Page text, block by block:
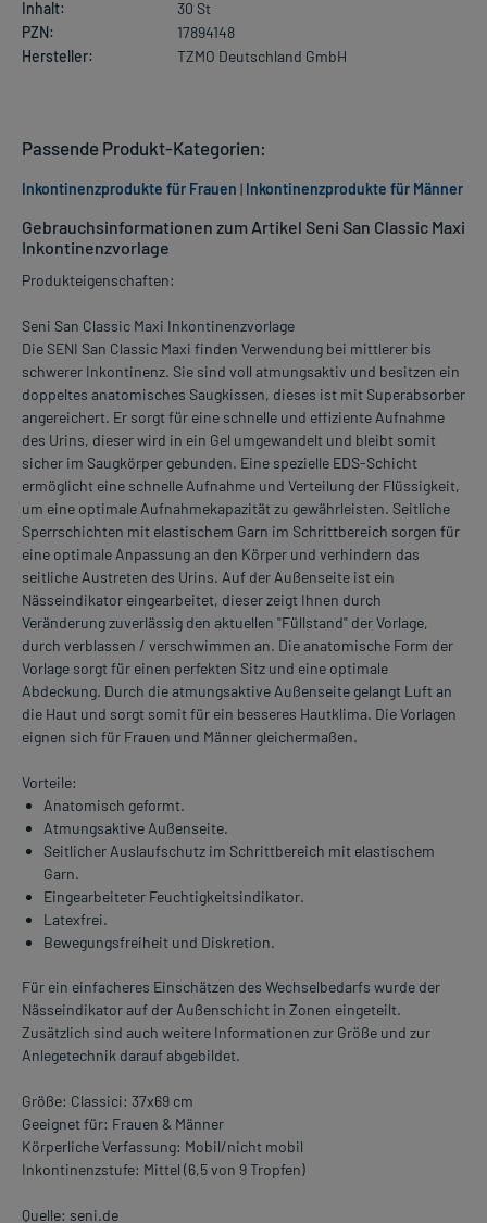
Inhalt:
30 St
PZN:
17894148
Hersteller:
TZMO Deutschland GmbH
Gebrauchsinformationen zum Artikel Seni San Classic Maxi
Inkontinenzvorlage
Produkteigenschaften:
Seni San Classic Maxi Inkontinenzvorlage
Die SENI San Classic Maxi finden Verwendung bei mittlerer bis
schwerer Inkontinenz. Sie sind voll atmungsaktiv und besitzen ein
doppeltes anatomisches Saugkissen, dieses ist mit Superabsorber
angereichert. Er sorgt für eine schnelle und effiziente Aufnahme
des Urins, dieser wird in ein Gel umgewandelt und bleibt somit
sicher im Saugkörper gebunden. Eine spezielle EDS-Schicht
ermöglicht eine schnelle Aufnahme und Verteilung der Flüssigkeit,
um eine optimale Aufnahmekapazität zu gewährleisten. Seitliche
Sperrschichten mit elastischem Garn im Schrittbereich sorgen für
eine optimale Anpassung an den Körper und verhindern das
seitliche Austreten des Urins. Auf der Außenseite ist ein
Nässeindikator eingearbeitet, dieser zeigt Ihnen durch
Veränderung zuverlässig den aktuellen "Füllstand" der Vorlage,
durch verblassen / verschwimmen an. Die anatomische Form der
Vorlage sorgt für einen perfekten Sitz und eine optimale
Abdeckung. Durch die atmungsaktive Außenseite gelangt Luft an
die Haut und sorgt somit für ein besseres Hautklima. Die Vorlagen
eignen sich für Frauen und Männer gleichermaßen.
Vorteile:
Anatomisch geformt.
Atmungsaktive Außenseite.
Seitlicher Auslaufschutz im Schrittbereich mit elastischem
Garn.
Eingearbeiteter Feuchtigkeitsindikator.
Latexfrei.
Bewegungsfreiheit und Diskretion.
Für ein einfacheres Einschätzen des Wechselbedarfs wurde der
Nässeindikator auf der Außenschicht in Zonen eingeteilt.
Zusätzlich sind auch weitere Informationen zur Größe und zur
Anlegetechnik darauf abgebildet.
Größe: Classici: 37x69 cm
Geeignet für: Frauen & Männer
Körperliche Verfassung: Mobil/nicht mobil
Inkontinenzstufe: Mittel (6,5 von 9 Tropfen)
Quelle: seni.de
Passende Produkt-Kategorien:
Inkontinenzprodukte für Frauen | Inkontinenzprodukte für Männer